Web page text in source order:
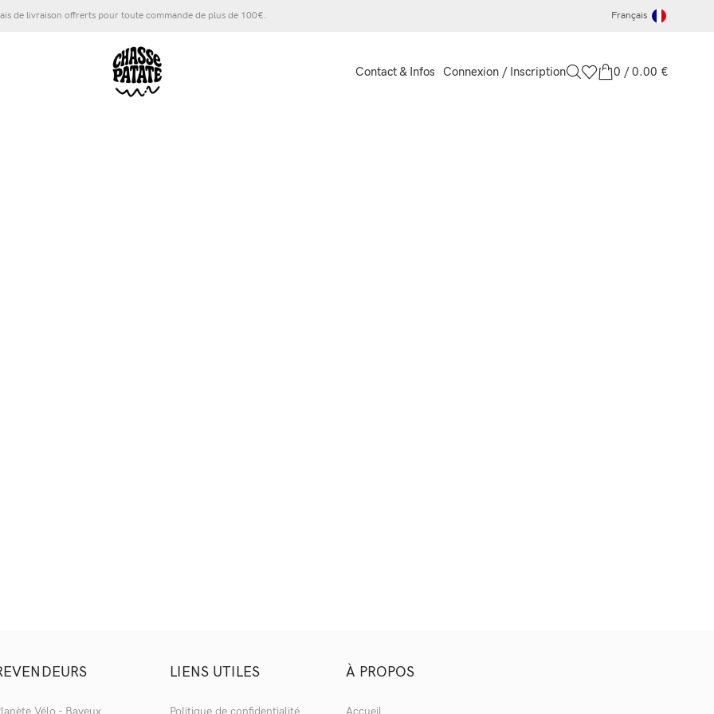
de livraison offrerts pour toute commande de plus de 100€. Français
Contact & Infos Connexion / Inscription 0 / 0.00 €
Vélo - Bayeux
LIENS UTILES
Politique de confidentialité
À PROPOS
Accueil